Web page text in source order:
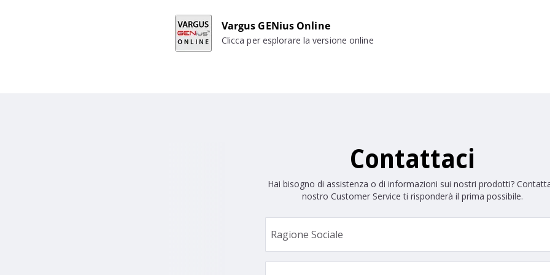
Vargus GENius Online
Clicca per esplorare la versione online
Contattaci
Hai bisogno di assistenza o di informazioni sui nostri prodotti?
nostro Customer Service ti risponderà il prima possibile.